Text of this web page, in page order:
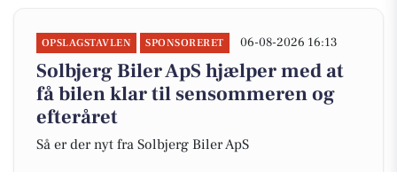
OPSLAGSTAVLEN SPONSORERET 06-08-2026 16:13
Solbjerg Biler ApS hjælper med at
få bilen klar til sensommeren og
efteråret
Så er der nyt fra Solbjerg Biler ApS